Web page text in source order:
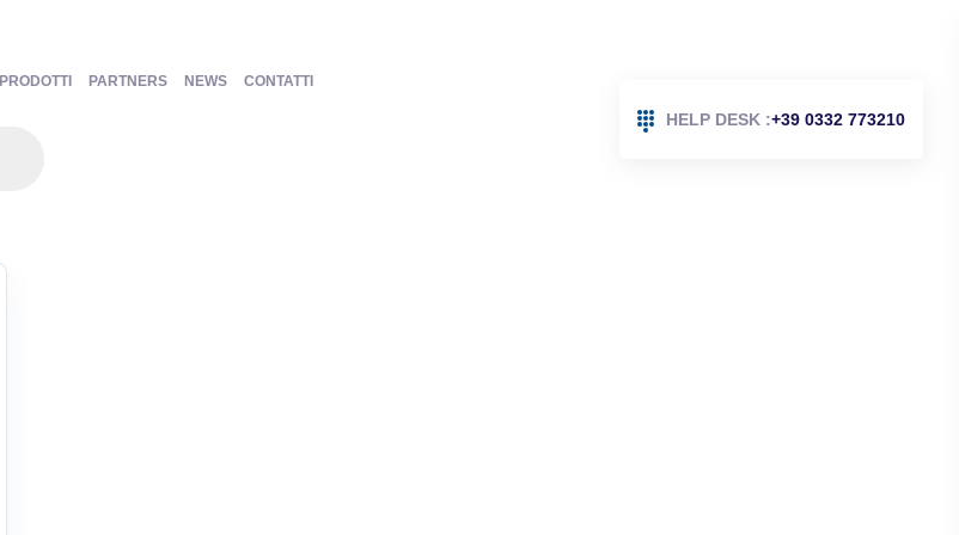
PRODOTTI PARTNERS NEWS CONTATTI
HELP DESK :+39 0332 773210